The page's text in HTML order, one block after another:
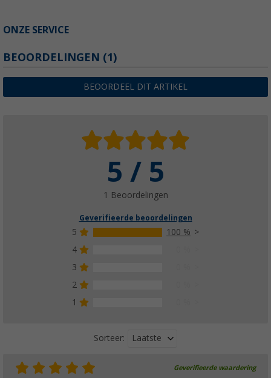
ONZE SERVICE
BEOORDELINGEN (1)
BEOORDEEL DIT ARTIKEL
5 / 5
1 Beoordelingen
Geverifieerde beoordelingen
5
100 %
4
3
2
1
Sorteer: Laatste
Geverifieerde waardering